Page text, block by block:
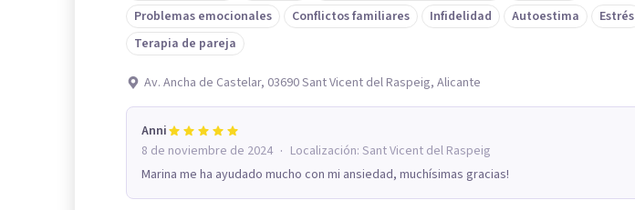
Problemas emocionales
Conflictos familiares Infidelidad Autoestima
Estrés
Terapia de pareja
Av. Ancha de Castelar, 03690 Sant Vicent del Raspeig, Alicante
Anni
8 de noviembre de 2024 · Localización: Sant Vicent del Raspeig
Marina me ha ayudado mucho con mi ansiedad, muchísimas gracias!